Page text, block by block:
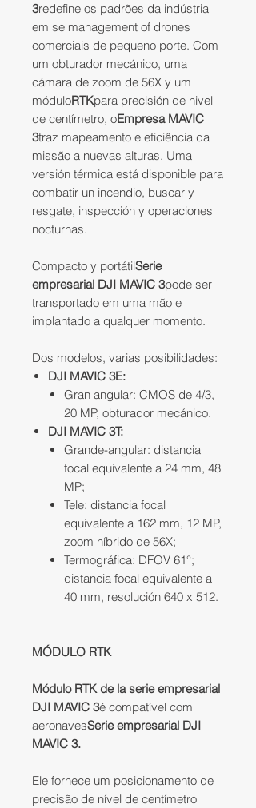
3redefine os padrões da indústria
em se management of drones
comerciais de pequeno porte. Com
um obturador mecánico, uma
cámara de zoom de 56X y um
móduloRTKpara precisión de nivel
de centímetro, oEmpresa MAVIC
3traz mapeamento e eficiência da
missão a nuevas alturas. Uma
versión térmica está disponible para
combatir un incendio, buscar y
resgate, inspección y operaciones
nocturnas.
Compacto y portátilSerie
empresarial DJI MAVIC 3pode ser
transportado em uma mão e
implantado a qualquer momento.
Dos modelos, varias posibilidades:
DJI MAVIC 3E:
Gran angular: CMOS de 4/3,
20 MP, obturador mecánico.
DJI MAVIC 3T:
Grande-angular: distancia
focal equivalente a 24 mm, 48
MP;
Tele: distancia focal
equivalente a 162 mm, 12 MP,
zoom híbrido de 56X;
Termográfica: DFOV 61°;
distancia focal equivalente a
40 mm, resolución 640 x 512.
MÓDULO RTK
Módulo RTK de la serie empresarial
DJI MAVIC 3é compatível com
aeronavesSerie empresarial DJI
MAVIC 3.
Ele fornece um posicionamento de
precisão de nível de centímetro